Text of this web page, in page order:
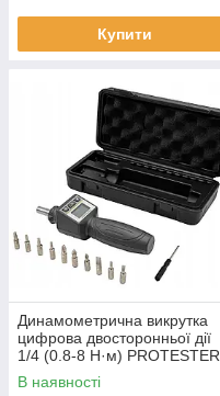
Купити
Динамометрична викрутка
цифрова двосторонньої дії
1/4 (0.8-8 Н·м) PROTESTER
ANS-R-8
В наявності